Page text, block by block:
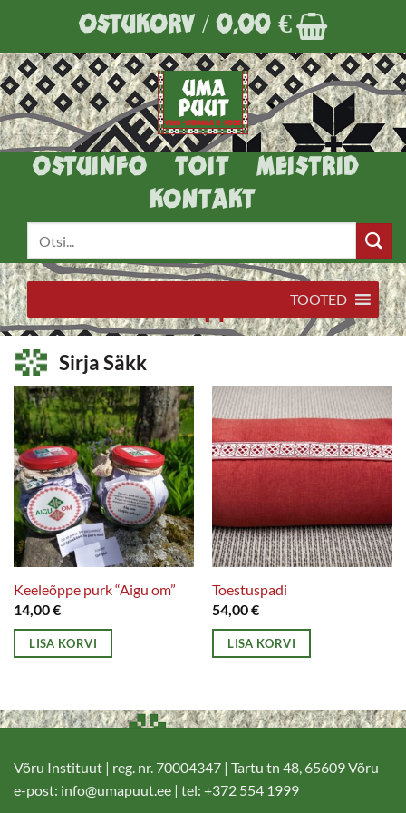
content
OSTUKORV /0,00 €
OSTUINFO TOIT
MEISTRID
KONTAKT
TOOTED
Sirja Säkk
Keeleõppe purk “Aigu om”
14,00€
LISA KORVI
Toestuspadi
54,00€
LISA KORVI
Võru Instituut | reg. nr. 70004347 | Tartu tn 48, 65609 Võru
e-post: info@umapuut.ee | tel: +372 554 1999